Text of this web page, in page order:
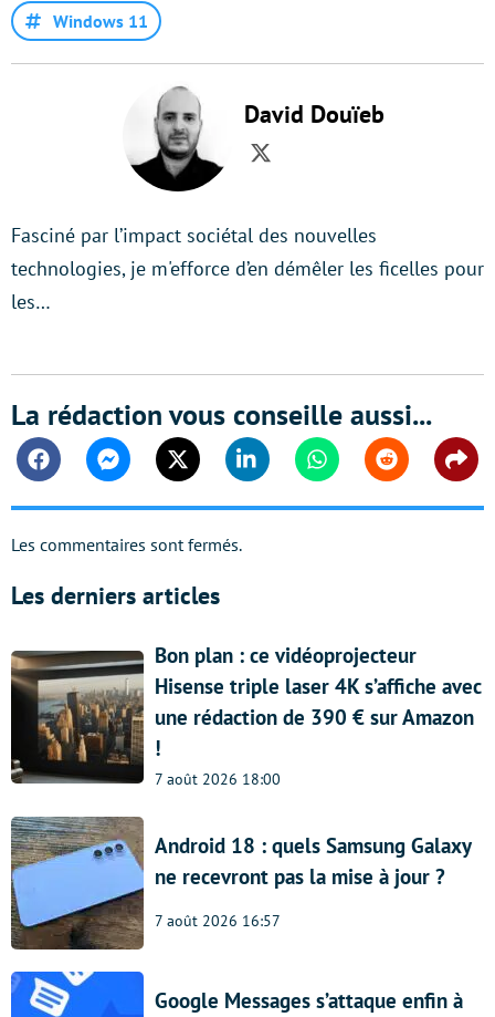
Windows 11
David Douïeb
Twitter
Fasciné par l’impact sociétal des nouvelles
technologies, je m'efforce d’en démêler les ficelles pour
les…
La rédaction vous conseille aussi...
FacebookMessengerTwitter Linkedin WhatsappReddit
Les commentaires sont fermés.
Les derniers articles
Bon plan : ce vidéoprojecteur
Hisense triple laser 4K s’affiche avec
une rédaction de 390 € sur Amazon
!
7 août 2026 18:00
Android 18 : quels Samsung Galaxy
ne recevront pas la mise à jour ?
7 août 2026 16:57
Google Messages s’attaque enfin à